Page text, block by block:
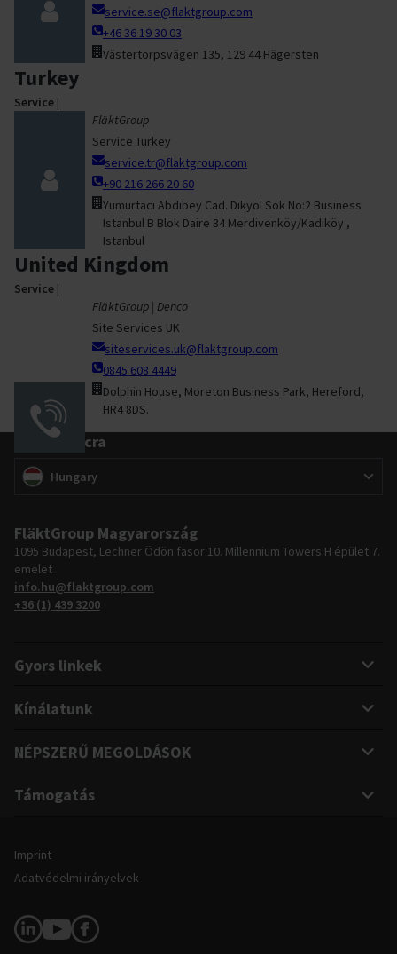
service.se@flaktgroup.com
+46 36 19 30 03
Västertorpsvägen 135, 129 44 Hägersten
Turkey
Service |
FläktGroup
Service Turkey
service.tr@flaktgroup.com
+90 216 266 20 60
Yumurtacı Abdibey Cad. Dikyol Sok No:2 Business
Istanbul B Blok Daire 34 Merdivenköy/Kadıköy ,
Istanbul
United Kingdom
Service |
FläktGroup | Denco
Site Services UK
siteservices.uk@flaktgroup.com
0845 608 4449
Dolphin House, Moreton Business Park, Hereford,
HR4 8DS.
Váltás piacra
Váltás piacra
(Hungary)
FläktGroup Magyarország
1095 Budapest, Lechner Ödön fasor 10. Millennium Towers H épület 7.
emelet
info.hu@flaktgroup.com
+36 (1) 439 3200
Gyors linkek
Kínálatunk
NÉPSZERŰ MEGOLDÁSOK
Támogatás
Impresszum és jogi információk
Imprint
Adatvédelmi irányelvek
Kövessen minket